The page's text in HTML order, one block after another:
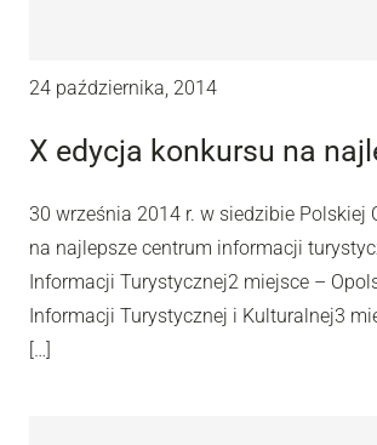
24 października, 2014
X edycja konkursu na
30 września 2014 r. w siedzibie
na najlepsze centrum informacji
Informacji Turystycznej2 miejsce –
Informacji Turystycznej i Kulturalnej3
[…]